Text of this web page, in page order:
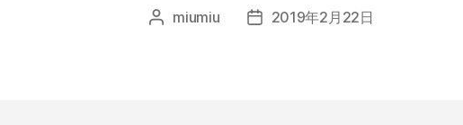
文 miumiu
发 2019年2月22日